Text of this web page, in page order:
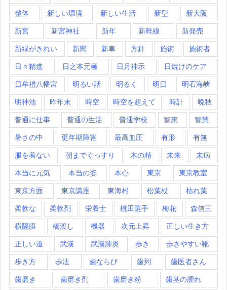
整体 新しい環境 新しい生活 新型 新大阪
新宮 新宮神社 新年 新幹線 新発売
新緑がきれい 新聞 新車 方針 施術 施術者
日々精進 日之本元極 日月神示 日焼けのケア
日牟禮八幡宮 明るい話 明るく 明日 明石海峡
明神池 昨年末 時空 時空を超えて 時計 晩秋
普通に仕事 普通の生活 普通学校 智恵 智慧
暑さの中 更年期障害 最高血圧 有形 有無
服を着ない 朝までぐっすり 木の精 未来 未病
本当に元気 本当の姿 本心 東京 東京教室
東京方面 東京講座 東海村 松葉杖 枯れ葉
柔軟な 柔軟剤 栄養士 桃田選手 梅花 森信三
横隔膜 橋渡し 機器 次元上昇 正しい生き方
正しい道 武漢 武漢肺炎 歩き 歩きやすい靴
歩き方 歩法 歯ならび 歯列 歯医者さん
歯磨き 歯磨き剤 歯磨き粉 歯茎の腫れ